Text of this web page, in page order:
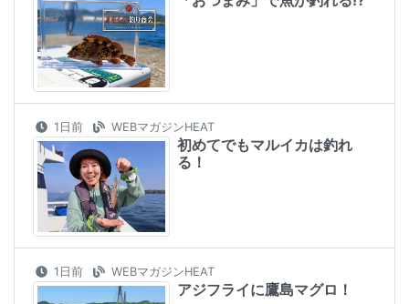
1日前 WEBマガジンHEAT
初めてでもマルイカは釣れ
る！
1日前 WEBマガジンHEAT
アジフライに鷹島マグロ！